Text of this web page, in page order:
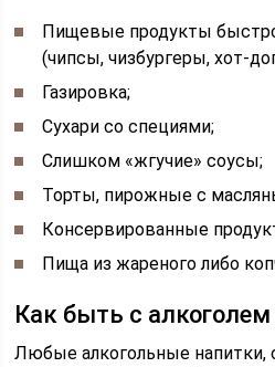
Пищевые продукты
(чипсы, чизбургеры, хот-
Газировка;
Сухари со специями;
Слишком «жгучие» соусы;
Торты, пирожные с
Консервированные
Пища из жареного либо
Как быть с алкоголем
Любые алкогольные напитки,